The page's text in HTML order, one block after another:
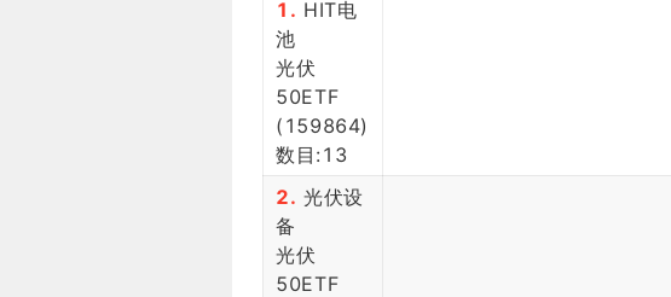
1. HIT电
池
光伏
50ETF
(159864)
数目:13
2. 光伏设
备
光伏
50ETF